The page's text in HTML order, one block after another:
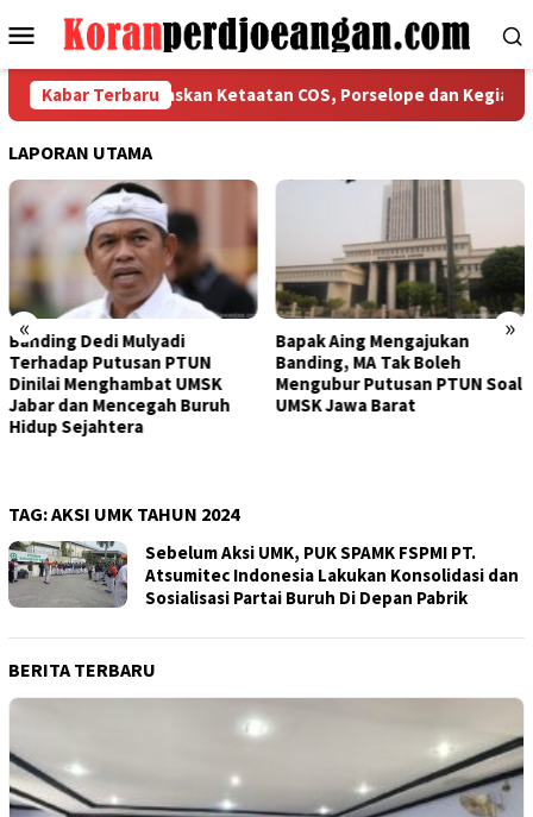
ke
Menu
Mobile
Kabar Terbaru
Bekasi Tegaskan Ketaatan COS, Porselope dan Kegiatan
LAPORAN UTAMA
« »
PTUN
UMSK
Buruh
Bapak Aing Mengajukan
Banding, MA Tak Boleh
Mengubur Putusan PTUN Soal
UMSK Jawa Barat
Sengketa UMSK
Tak
Mulyadi
Pemberhentian
TAG:AKSI UMK TAHUN 2024
Sebelum Aksi UMK, PUK SPAMK FSPMI PT.
Atsumitec Indonesia Lakukan Konsolidasi dan
Sosialisasi Partai Buruh Di Depan Pabrik
BERITA TERBARU